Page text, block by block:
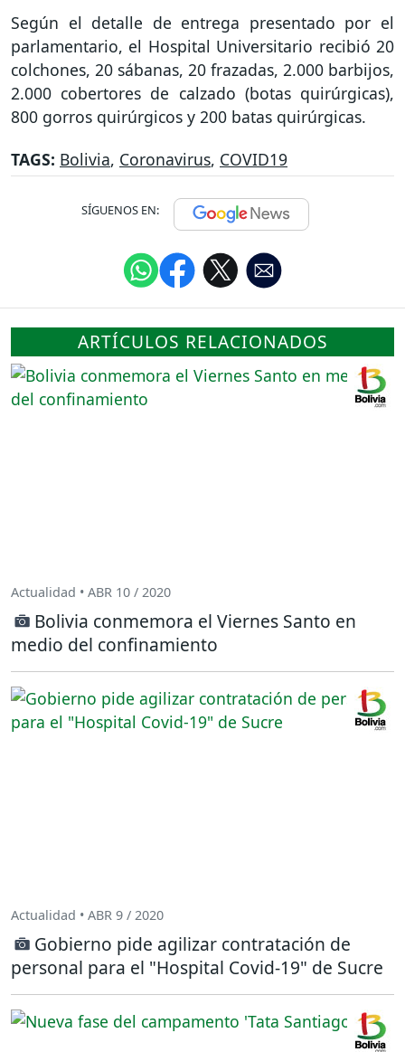
Según el detalle de entrega presentado por el
parlamentario, el Hospital Universitario recibió 20
colchones, 20 sábanas, 20 frazadas, 2.000 barbijos,
2.000 cobertores de calzado (botas quirúrgicas),
800 gorros quirúrgicos y 200 batas quirúrgicas.
TAGS: Bolivia, Coronavirus, COVID19
SÍGUENOS EN:
ARTÍCULOS RELACIONADOS
Actualidad • ABR 10 / 2020
Bolivia conmemora el Viernes Santo en
medio del confinamiento
Actualidad • ABR 9 / 2020
Gobierno pide agilizar contratación de
personal para el "Hospital Covid-19" de Sucre